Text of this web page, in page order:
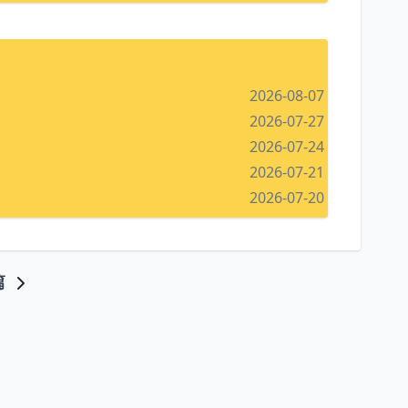
2026-08-07
2026-07-27
2026-07-24
2026-07-21
2026-07-20